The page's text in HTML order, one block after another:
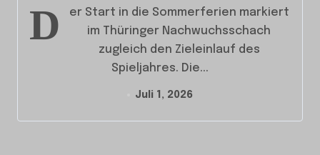
D
er Start in die Sommerferien markiert
im Thüringer Nachwuchsschach
zugleich den Zieleinlauf des
Spieljahres. Die...
Juli 1, 2026